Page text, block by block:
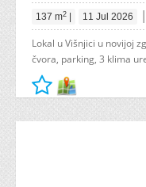
137 m2 11 Jul 2026 |
Lokal u Višnjici u novijoj
čvora, parking, 3 klima